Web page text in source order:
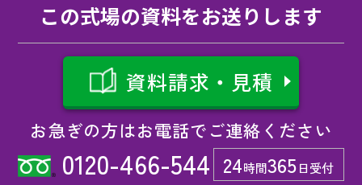
この式場の資料をお送りします
お急ぎの方はお電話でご連絡ください
24時間365日受付
0120-466-544
資料請求・見積